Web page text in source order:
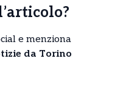
e menziona
da Torino